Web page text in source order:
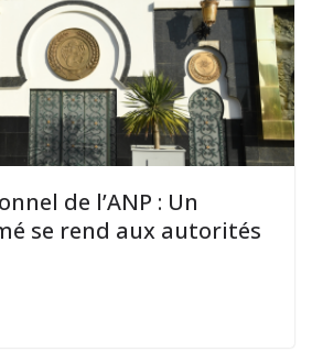
de l’ANP : Un
se rend aux autorités